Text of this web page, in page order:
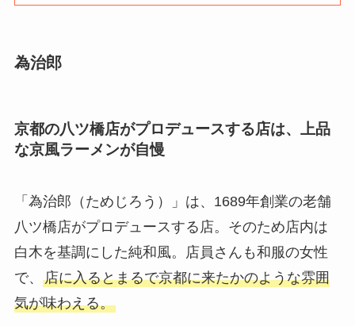
為治郎
京都の八ツ橋店がプロデュースする店は、上品
な京風ラーメンが自慢
「為治郎（ためじろう）」は、1689年創業の老舗
八ツ橋店がプロデュースする店。そのため店内は
白木を基調にした純和風。店員さんも和服の女性
で、 店に入るとまるで京都に来たかのような雰囲
気が味わえる。